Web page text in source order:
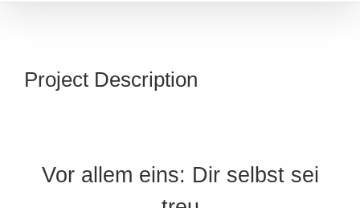
Project Description
Vor allem eins: Dir selbst sei